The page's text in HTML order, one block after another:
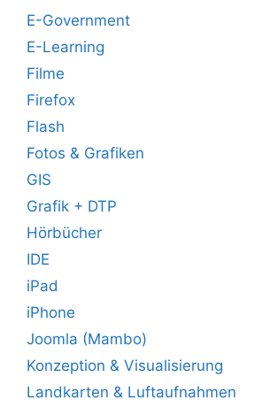
E-Government
E-Learning
Filme
Firefox
Flash
Fotos & Grafiken
GIS
Grafik + DTP
Hörbücher
IDE
iPad
iPhone
Joomla (Mambo)
Konzeption & Visualisierung
Landkarten & Luftaufnahmen